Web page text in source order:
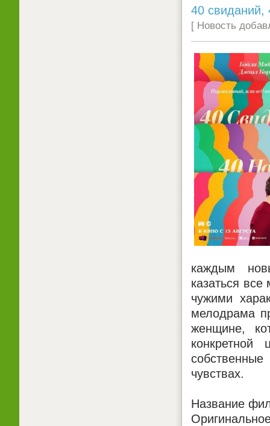
40 свиданий,
[ Новость
каждым
казаться
чужими
мелодрама
женщине,
конкретной
чувствах.
Название